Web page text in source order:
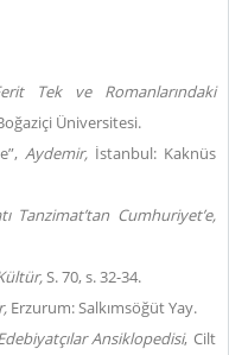
Tek ve Romanlarındaki
Üniversitesi.
Aydemir, İstanbul: Kaknüs
Tanzimat’tan Cumhuriyet’e,
S. 70, s. 32-34.
Erzurum: Salkımsöğüt Yay.
Ansiklopedisi, Cilt